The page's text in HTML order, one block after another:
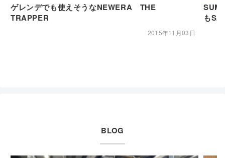
ゲレンデでも使えそうなNEWERA THE
TRAPPER
2015年11月03日
も
BLOG